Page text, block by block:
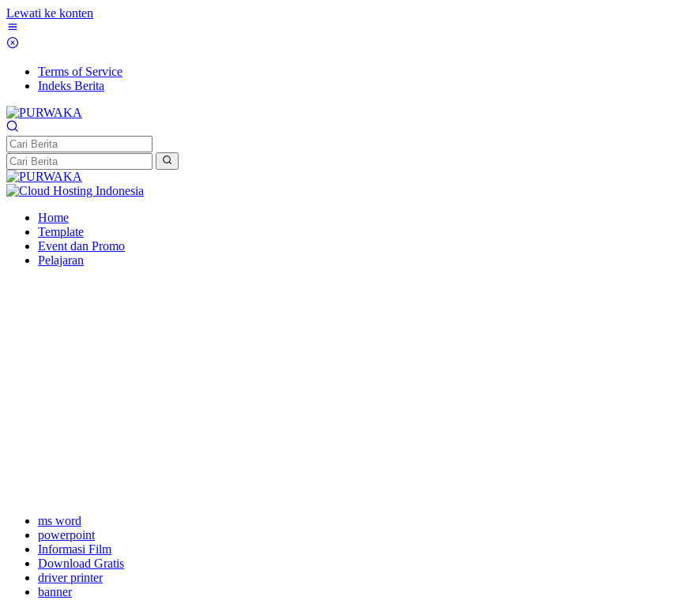
Lewati ke konten
Terms of Service
Indeks Berita
Home
Template
Event dan Promo
Pelajaran
ms word
powerpoint
Informasi Film
Download Gratis
driver printer
banner